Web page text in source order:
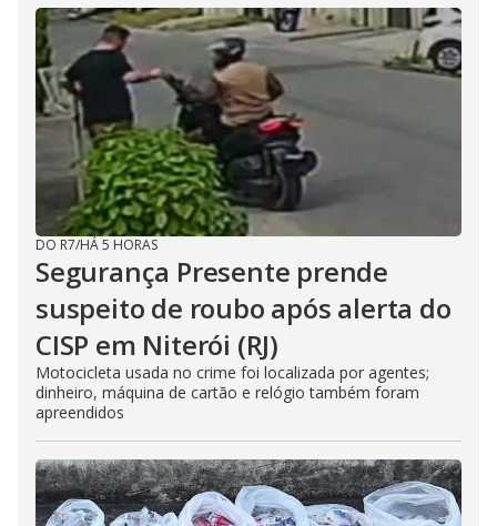
DO R7/HÁ 5 HORAS
Segurança Presente prende
suspeito de roubo após alerta do
CISP em Niterói (RJ)
Motocicleta usada no crime foi localizada por agentes;
dinheiro, máquina de cartão e relógio também foram
apreendidos